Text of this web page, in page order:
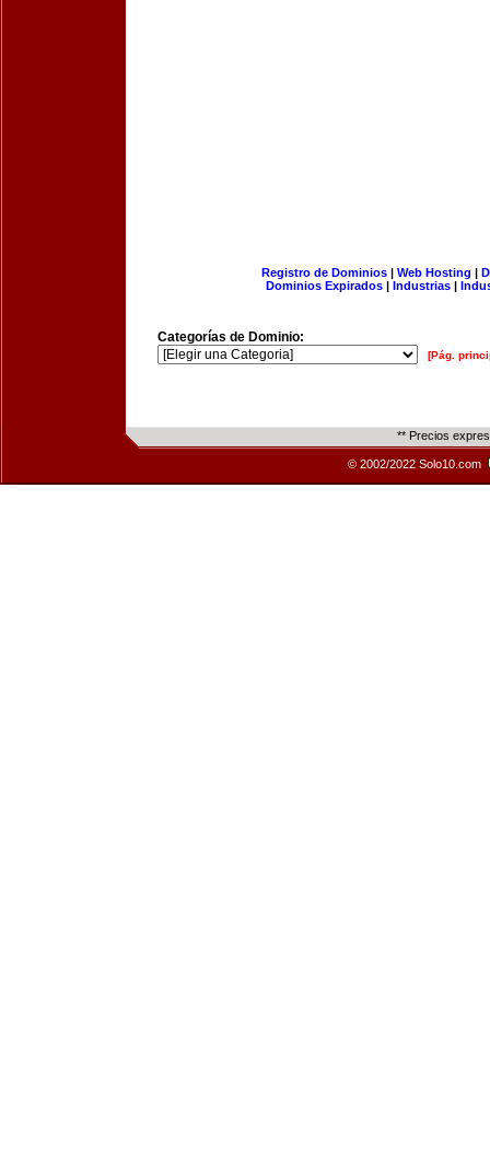
Registro de Dominios| Web Hosting |
Dominios Expirados | Industrias |
Categorías de Dominio:
[Pág.
** Precios
© 2002/2022 Solo10.com